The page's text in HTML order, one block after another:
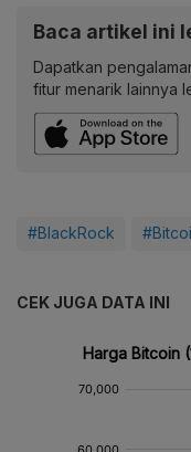
Baca artikel ini
Dapatkan
fitur menarik lainnya
#BlackRock
CEK JUGA DATA INI